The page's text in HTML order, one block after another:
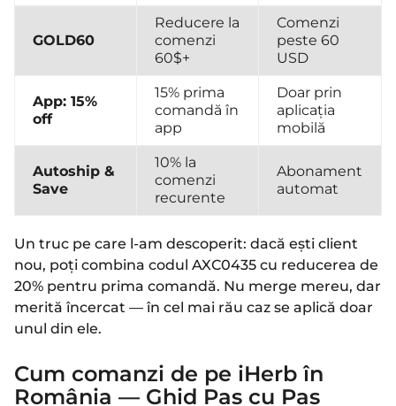
GOLD60
Reducere la
comenzi
60$+
Comenzi
peste 60
USD
App: 15%
off
15% prima
comandă în
app
Doar prin
aplicația
mobilă
Autoship &
Save
10% la
comenzi
recurente
Abonament
automat
Un truc pe care l-am descoperit: dacă ești client
nou, poți combina codul AXC0435 cu reducerea de
20% pentru prima comandă. Nu merge mereu, dar
merită încercat — în cel mai rău caz se aplică doar
unul din ele.
Cum comanzi de pe iHerb în
România — Ghid Pas cu Pas